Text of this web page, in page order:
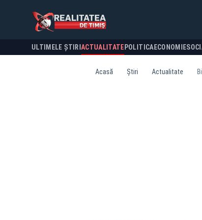
ULTIMELE ȘTIRI ACTUALITATE POLITICA ECONOMIE
Acasă Știri Actualitate